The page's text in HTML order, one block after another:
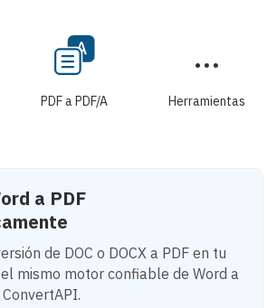
PDF a PDF/A Herramientas
a PDF
de DOC o DOCX a PDF en tu
mismo motor confiable de Word a